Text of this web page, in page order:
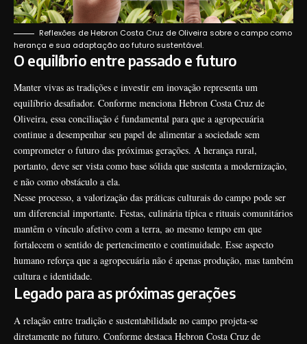
Reflexões de Hebron Costa Cruz de Oliveira sobre o campo como
herança e sua adaptação ao futuro sustentável.
O equilíbrio entre passado e futuro
Manter vivas as tradições e investir em inovação representa um
equilíbrio desafiador. Conforme menciona Hebron Costa Cruz de
Oliveira, essa conciliação é fundamental para que a agropecuária
continue a desempenhar seu papel de alimentar a sociedade sem
comprometer o futuro das próximas gerações. A herança rural,
portanto, deve ser vista como base sólida que sustenta a modernização,
e não como obstáculo a ela.
Nesse processo, a valorização das práticas culturais do campo pode ser
um diferencial importante. Festas, culinária típica e rituais comunitários
mantêm o vínculo afetivo com a terra, ao mesmo tempo em que
fortalecem o sentido de pertencimento e continuidade. Esse aspecto
humano reforça que a agropecuária não é apenas produção, mas também
cultura e identidade.
Legado para as próximas gerações
A relação entre tradição e sustentabilidade no campo projeta-se
diretamente no futuro. Conforme destaca Hebron Costa Cruz de